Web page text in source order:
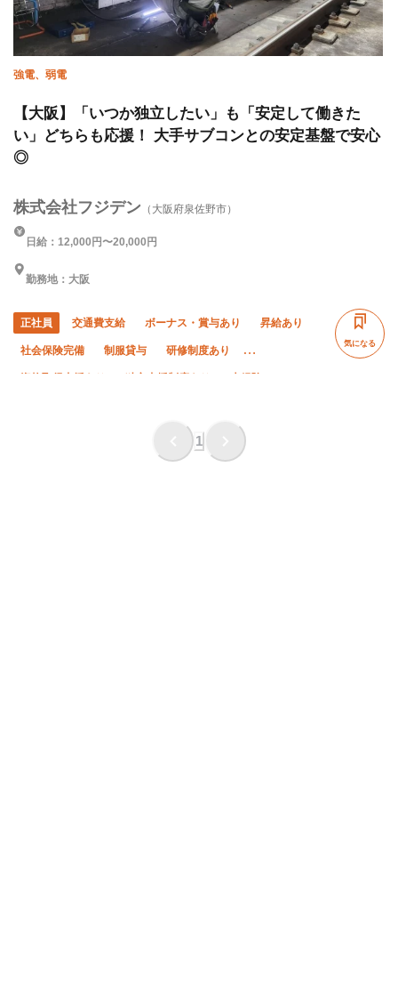
強電、弱電
【大阪】「いつか独立したい」も「安定して働きた
い」どちらも応援！ 大手サブコンとの安定基盤で安心
◎
株式会社フジデン （大阪府泉佐野市）
日給：12,000円〜20,000円
勤務地：大阪
正社員 交通費支給 ボーナス・賞与あり 昇給あり
社会保険完備 制服貸与 研修制度あり
直帰・直行OK
年末年始休暇
気になる
1